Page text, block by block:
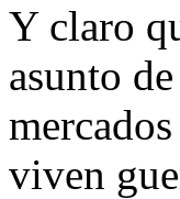
Y claro
asunto
viven